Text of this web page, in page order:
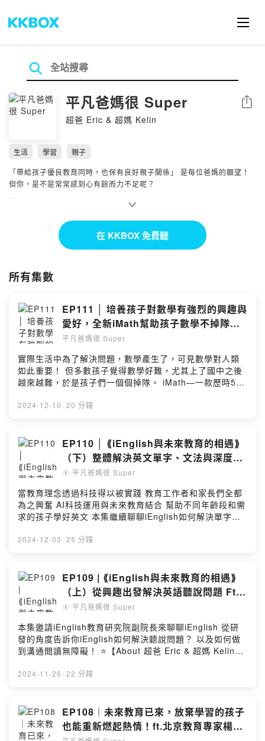
平凡爸媽很 Super
超爸 Eric & 超媽 Kelin
分享
生活 學習
親子
「帶給孩子優良教育同時，也保有良好親子關係」 是每位爸媽的願望！
但你，是不是常常感到心有餘而力不足呢？
在【💪平凡爸媽很 Super】的節目裡，我們想跟你說：「每位陪伴孩子
成長的平凡爸媽，都是不簡單的 Super Parents！」我們和很多父母一
樣，在教育這條路上不停跌跌撞撞，其實你並不孤單！
從英語學習到家庭教養
陪你找到家庭的價值！
每週跟著【💪平凡爸媽很 Super】
共同用「愛」，與孩子一起發光！
⭐️【About 超爸 Eric & 超媽 Kelin】
家有青少年和小學生的三寶爸媽，Eric曾是小留學生，Kelin 是土生土長
的台灣小孩，兩人各自從遙遠的南北半球飛到上海工作，從相識、結婚到
家庭教育對孩子的重要，回台後兩人全身心投入英語和家庭教育工作，共
🔸️平凡爸媽很Super粉專👇
https://www.facebook.com/weiaishine
🔸️加入LINE好友｜https://lin.ee/EjnvmZ8
🔸️合作洽談｜
weiaishine@gmail.com
⭐️【本節目由 iEnglish 為愛發光教育提供】
🔸️平凡爸媽聽眾商品諮詢👇
🔸️透過不同平台認識我們👇
Produced by iEnglish 為愛發光教育
Hosting provided by SoundOn
在 KKBOX 免費聽
所有集數
EP111 │ 培養孩子對數學有強烈的興趣與
愛好，全新iMath幫助孩子數學不掉隊！
ft.北京教育專家楊光老師
平凡爸媽很 Super
實際生活中為了解決問題，數學產生了，可見數學對人類
如此重要！ 但多數孩子覺得數學好難，尤其上了國中之後
越來越難，於是孩子們一個個掉隊。 iMath—一款歷時5年
原理； 從原始部落零數學開始，帶孩子一步步發展出數學
2024-12-10 · 20 分鐘
EP110 │ ⟪iEnglish與未來教育的相遇⟫
（下）整體解決英文單字、文法與深度的
問題？Ft. 楊光老師
🄴 平凡爸媽很 Super
當教育理念透過科技得以被實踐 教育工作者和家長們全都
為之興奮 AI科技運用與未來教育結合 幫助不同年齡段和需
求的孩子學好英文 本集繼續聊聊iEnglish如何解決單字、
2024-12-03 · 25 分鐘
EP109 | ⟪iEnglish與未來教育的相遇⟫
（上）從興趣出發解決英語聽說問題 Ft.
楊光老師
🄴 平凡爸媽很 Super
本集邀請iEnglish教育研究院副院長來聊聊iEnglish 從研
發的角度告訴你iEnglish如何解決聼說問題？ 以及如何做
到溝通閲讀無障礙！ ⭐️【About 超爸 Eric & 超媽 Kelin】
Kelin 是土生土長的台灣小孩，兩人各自從遙遠的南北半球
孩子的重要，回台後兩人全身心投入英語和家庭教育工
作，共同創辦「iEnglish為愛發光教育」。 🔸️平凡爸媽很
Super粉專｜https://www.facebook.com/weiaishine 🔸️
2024-11-26 · 22 分鐘
EP108｜未來教育已來，放棄學習的孩子
也能重新燃起熱情！ft.北京教育專家楊光